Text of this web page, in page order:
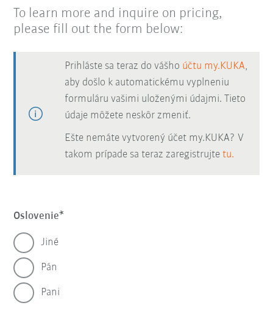
To learn more and inquire on pricing,
please fill out the form below:
Prihláste sa teraz do vášho účtu my.KUKA,
aby došlo k automatickému vyplneniu
formuláru vašimi uloženými údajmi. Tieto
údaje môžete neskôr zmeniť.
Ešte nemáte vytvorený účet my.KUKA? V
takom prípade sa teraz zaregistrujtetu.
Oslovenie
Jiné
Pán
Pani